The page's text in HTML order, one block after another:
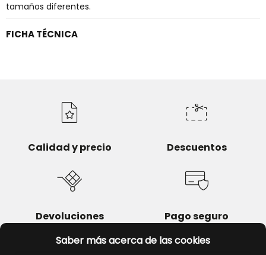
Saber más acerca de las cookies
tamaños diferentes.
FICHA TÉCNICA
Calidad y precio Descuentos
Devoluciones Pago seguro